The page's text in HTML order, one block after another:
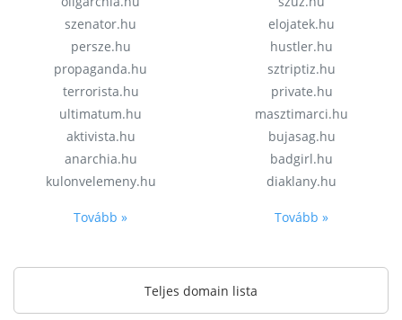
szenator.hu
persze.hu
propaganda.hu
terrorista.hu
ultimatum.hu
aktivista.hu
anarchia.hu
kulonvelemeny.hu
Tovább »
elojatek.hu
hustler.hu
sztriptiz.hu
private.hu
masztimarci.hu
bujasag.hu
badgirl.hu
diaklany.hu
Tovább »
Teljes domain lista